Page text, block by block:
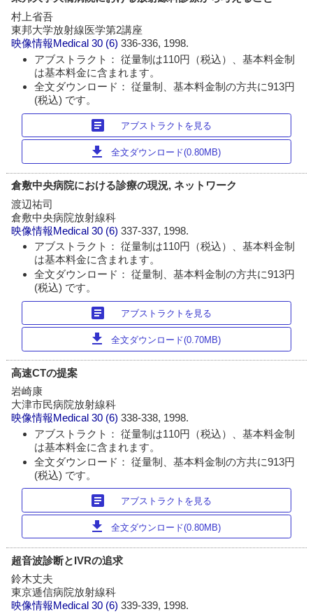
村上省吾
東邦大学放射線医学第2講座
映像情報Medical 30 (6)336-336, 1998.
アブストラクト： 従量制は110円（税込）、基本料金制
は基本料金に含まれます。
全文ダウンロード： 従量制、基本料金制の方共に913円
(税込) です。
article アブストラクトを見る
download 全文ダウンロード(0.80MB)
倉敷中央病院における診療の現況, ネットワーク
渡辺祐司
倉敷中央病院放射線科
映像情報Medical 30 (6)337-337, 1998.
アブストラクト： 従量制は110円（税込）、基本料金制
は基本料金に含まれます。
全文ダウンロード： 従量制、基本料金制の方共に913円
(税込) です。
article アブストラクトを見る
download 全文ダウンロード(0.70MB)
高速CTの提案
岩崎康
大津市民病院放射線科
映像情報Medical 30 (6)338-338, 1998.
アブストラクト： 従量制は110円（税込）、基本料金制
は基本料金に含まれます。
全文ダウンロード： 従量制、基本料金制の方共に913円
(税込) です。
article アブストラクトを見る
download 全文ダウンロード(0.80MB)
超音波診断とIVRの追求
鈴木丈夫
東京逓信病院放射線科
映像情報Medical 30 (6)339-339, 1998.